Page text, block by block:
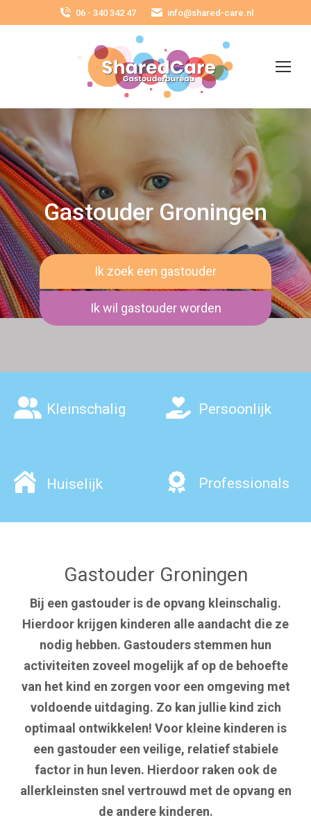
06 - 340 342 47 info@shared-care.nl
Gastouder Groningen
Ik zoek een gastouder
Ik wil gastouder worden
Kleinschalig Persoonlijk
Huiselijk Professionals
Gastouder Groningen
Bij een gastouder is de opvang kleinschalig.
Hierdoor krijgen kinderen alle aandacht die ze
nodig hebben. Gastouders stemmen hun
activiteiten zoveel mogelijk af op de behoefte
van het kind en zorgen voor een omgeving met
voldoende uitdaging. Zo kan jullie kind zich
optimaal ontwikkelen! Voor kleine kinderen is
een gastouder een veilige, relatief stabiele
factor in hun leven. Hierdoor raken ook de
allerkleinsten snel vertrouwd met de opvang en
de andere kinderen.